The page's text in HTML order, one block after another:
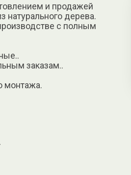
и продажей
натурального дерева.
с полным
заказам..
монтажа.